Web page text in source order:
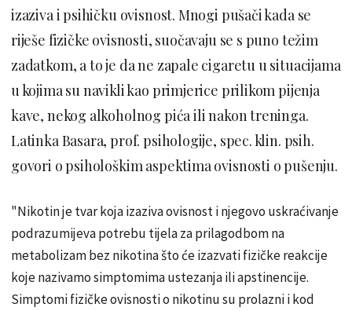
izaziva i psihičku ovisnost. Mnogi pušači kada se
riješe fizičke ovisnosti, suočavaju se s puno težim
zadatkom, a to je da ne zapale cigaretu u situacijama
u kojima su navikli kao primjerice prilikom pijenja
kave, nekog alkoholnog pića ili nakon treninga.
Latinka Basara, prof. psihologije, spec. klin. psih.
govori o psihološkim aspektima ovisnosti o pušenju.
"Nikotin je tvar koja izaziva ovisnost i njegovo uskraćivanje
podrazumijeva potrebu tijela za prilagodbom na
metabolizam bez nikotina što će izazvati fizičke reakcije
koje nazivamo simptomima ustezanja ili apstinencije.
Simptomi fizičke ovisnosti o nikotinu su prolazni i kod